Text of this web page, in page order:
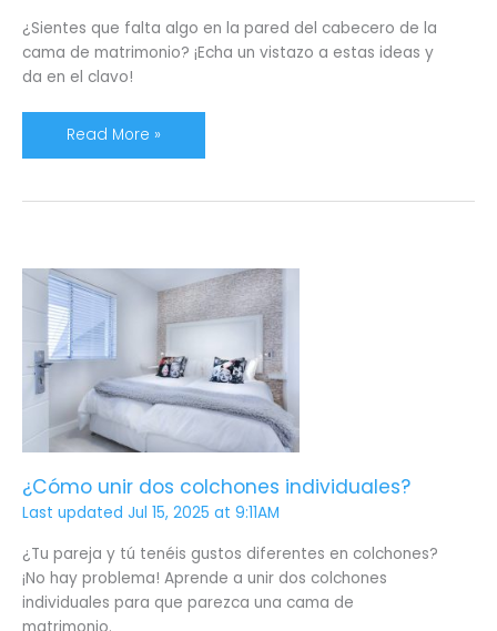
¿Sientes que falta algo en la pared del cabecero de la
cama de matrimonio? ¡Echa un vistazo a estas ideas y
da en el clavo!
Read More »
¿Cómo unir dos colchones individuales?
Last updated Jul 15, 2025 at 9:11AM
¿Tu pareja y tú tenéis gustos diferentes en colchones?
¡No hay problema! Aprende a unir dos colchones
individuales para que parezca una cama de
matrimonio.
¿Cómo
unir
dos
colchones
individuales?